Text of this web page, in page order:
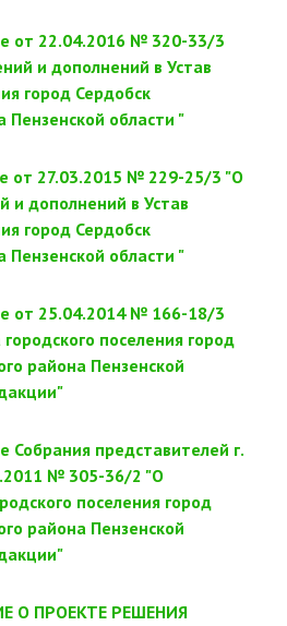
от 22.04.2016 № 320-33/3
и дополнений в Устав
город Сердобск
Пензенской области "
от 27.03.2015 № 229-25/3 "О
и дополнений в Устав
город Сердобск
Пензенской области "
от 25.04.2014 № 166-18/3
поселения город
района Пензенской
Собрания представителей г.
№ 305-36/2 "О
поселения город
района Пензенской
О ПРОЕКТЕ РЕШЕНИЯ